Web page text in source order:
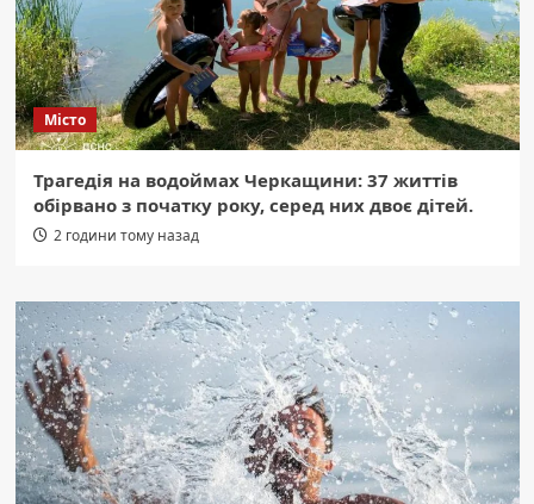
Місто
Трагедія на водоймах Черкащини: 37 життів
обірвано з початку року, серед них двоє дітей.
2 години тому назад